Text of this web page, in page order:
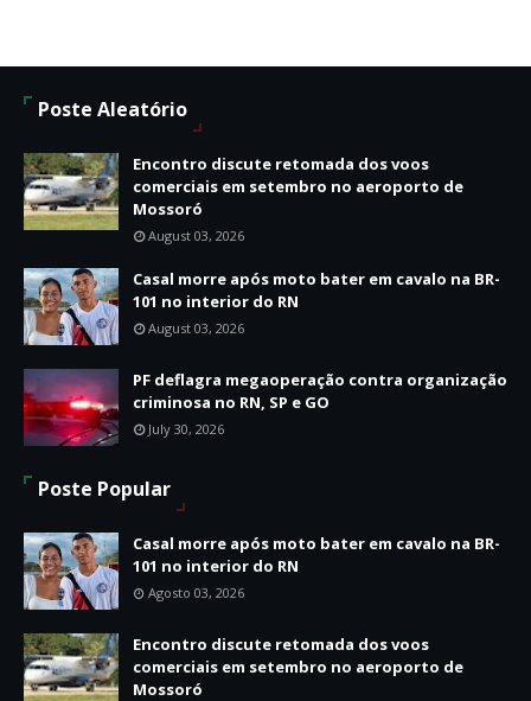
Poste Aleatório
Encontro discute retomada dos voos
comerciais em setembro no aeroporto de
Mossoró
August 03, 2026
Casal morre após moto bater em cavalo na BR-
101 no interior do RN
August 03, 2026
PF deflagra megaoperação contra organização
criminosa no RN, SP e GO
July 30, 2026
Poste Popular
Casal morre após moto bater em cavalo na BR-
101 no interior do RN
Agosto 03, 2026
Encontro discute retomada dos voos
comerciais em setembro no aeroporto de
Mossoró